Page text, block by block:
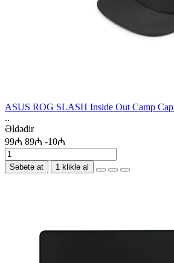
ASUS ROG SLASH Inside Out Camp
..
Əldədir
99₼ 89₼ -10₼
Səbətə at 1 kliklə al